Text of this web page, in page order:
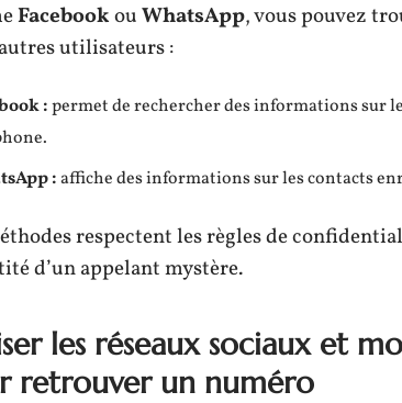
FacebookouWhatsApp, vous pouvez
utilisateurs :
:permet de rechercher des informations sur
:affiche des informations sur les contacts
respectent les règles de
d’un appelant mystère.
les réseaux sociaux et
retrouver un numéro